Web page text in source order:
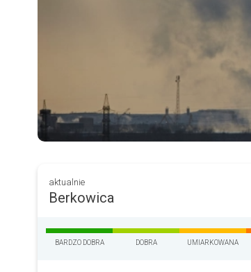
aktualnie
Berkowica
BARDZO DOBRA DOBRA UMIARKOWANA